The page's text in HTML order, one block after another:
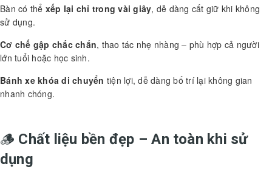
Bàn có thể xếp lại chỉ trong vài giây, dễ dàng cất giữ khi không
sử dụng.
Cơ chế gập chắc chắn, thao tác nhẹ nhàng – phù hợp cả người
lớn tuổi hoặc học sinh.
Bánh xe khóa di chuyển tiện lợi, dễ dàng bố trí lại không gian
nhanh chóng.
🪵 Chất liệu bền đẹp – An toàn khi sử
dụng